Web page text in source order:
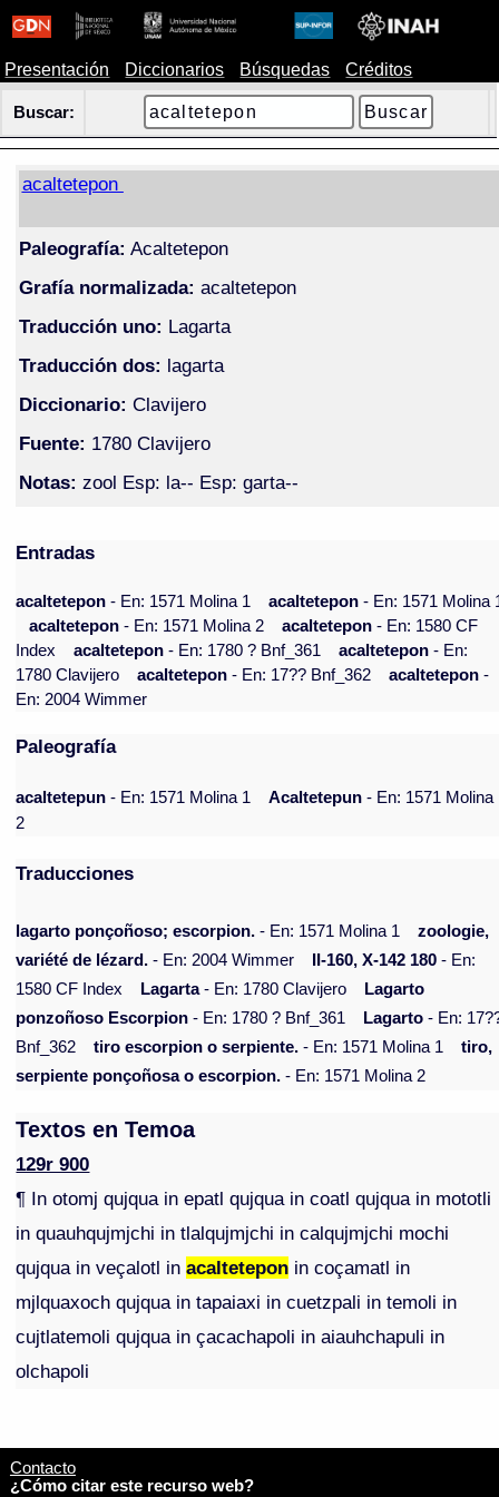
Presentación Diccionarios Búsquedas Créditos
Buscar:
acaltetepon
Paleografía: Acaltetepon
Grafía normalizada: acaltetepon
Traducción uno: Lagarta
Traducción dos: lagarta
Diccionario: Clavijero
Fuente: 1780 Clavijero
Notas: zool Esp: la-- Esp: garta--
Entradas
acaltetepon- En: 1571 Molina 1 acaltetepon- En: 1571 Molina
acaltetepon- En: 1571 Molina 2 acaltetepon- En: 1580 CF
Index
acaltetepon- En: 1780 ? Bnf_361 acaltetepon- En:
1780 Clavijero
acaltetepon- En: 17?? Bnf_362 acaltetepon-
En: 2004 Wimmer
Paleografía
acaltetepun - En: 1571 Molina 1 Acaltetepun - En: 1571 Molina
2
Traducciones
lagarto ponçoñoso; escorpion. - En: 1571 Molina 1
zoologie,
variété de lézard. - En: 2004 Wimmer II-160, X-142 180 - En:
1580 CF Index
Lagarta- En: 1780 Clavijero
Lagarto
ponzoñoso Escorpion - En: 1780 ? Bnf_361 Lagarto - En:
Bnf_362
tiro escorpion o serpiente. - En: 1571 Molina 1
tiro,
serpiente ponçoñosa o escorpion. - En: 1571 Molina 2
Textos en Temoa
129r 900
¶ In otomj qujqua in epatl qujqua in coatl qujqua in mototli
in quauhqujmjchi in tlalqujmjchi in calqujmjchi mochi
qujqua in veçalotl inacaltetepon in coçamatl in
mjlquaxoch qujqua in tapaiaxi in cuetzpali in temoli in
cujtlatemoli qujqua in çacachapoli in aiauhchapuli in
olchapoli
Contacto
¿Cómo citar este recurso web?